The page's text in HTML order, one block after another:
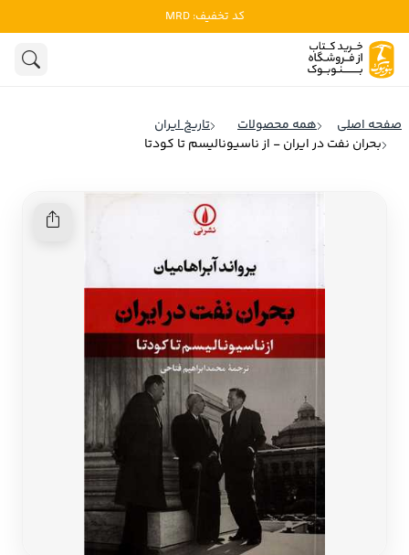
کد تخفیف: MRD
ادبیات
روانشناسی
کودک و نوجوان
علوم اجتماعی
ادیان و اساطیر
ادبیات آمریکا
ادبیات فرانسه
ادبیات ایتالیا
ادبیات روسیه
ادبیات آمریکای لاتین
ادبیات آلمان
ادبیات ترکیه
ادبیات آسیا
سایر کشورهای اروپا
داستان کوتاه
شعر و متون کهن
صفحه اصلی همه محصولات
تاریخ ایران
بحران نفت در ایران - از ناسیونالیسم تا کودتا